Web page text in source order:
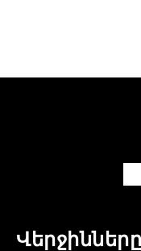
Վերջինները